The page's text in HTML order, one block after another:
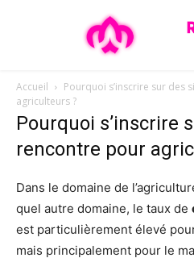
Accueil
Pourquoi s’inscrire sur des
agriculteurs ?
Pourquoi s’inscrire
rencontre pour
Dans le domaine de
quel autre domaine, le taux de
est particulièrement élevé
mais principalement pour le